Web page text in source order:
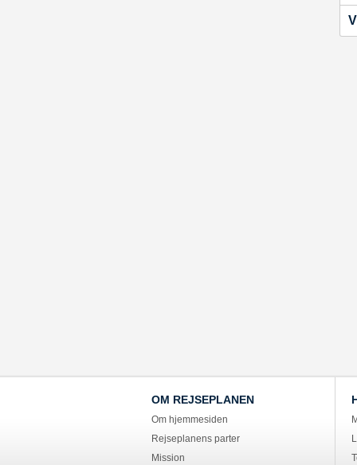
OM REJSEPLANEN
Om hjemmesiden
Rejseplanens parter
Mission